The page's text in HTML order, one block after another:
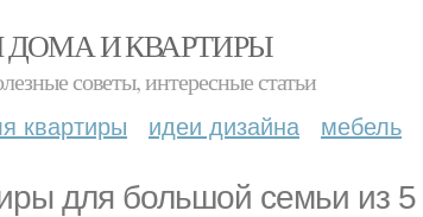
ДОМА И КВАРТИРЫ
советы, интересные статьи
квартиры идеи дизайна мебель
для большой семьи из 5